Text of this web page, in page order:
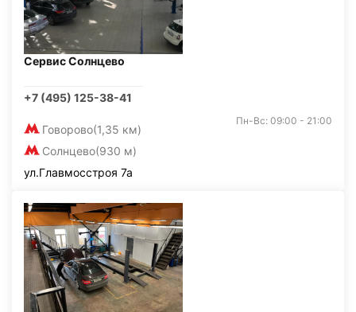
Сервис Солнцево
+7 (495) 125-38-41
Говорово(1,35 км)
Солнцево(930 м)
Пн-Вс: 09:00 - 21:00
ул.Главмосстроя 7а